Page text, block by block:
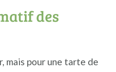
des
mais pour une tarte de